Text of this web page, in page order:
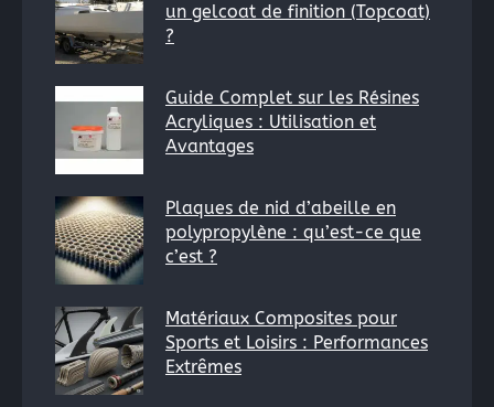
un gelcoat de finition (Topcoat)
?
Guide Complet sur les Résines
Acryliques : Utilisation et
Avantages
Plaques de nid d’abeille en
polypropylène : qu’est-ce que
c’est ?
Matériaux Composites pour
Sports et Loisirs : Performances
Extrêmes
×
Rechercher
: